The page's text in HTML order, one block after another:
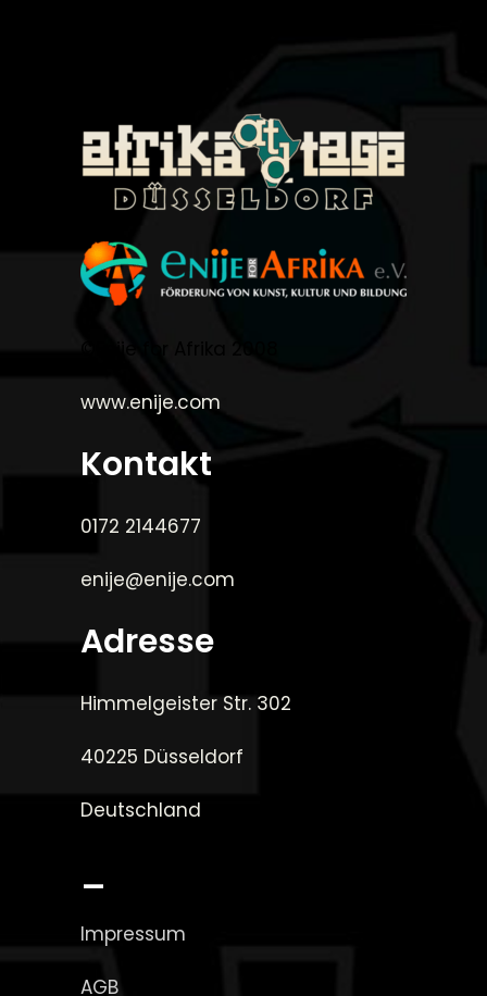
www.enije.com
Kontakt
0172 2144677
enije@enije.com
Adresse
Himmelgeister Str. 302
40225 Düsseldorf
Deutschland
_
Impressum
AGB